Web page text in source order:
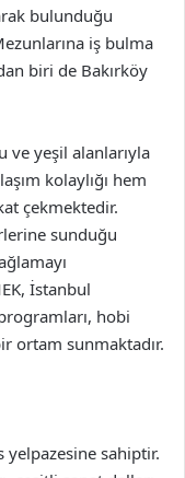
bulunduğu
iş bulma
biri de Bakırköy
ve yeşil alanlarıyla
kolaylığı hem
çekmektedir.
sunduğu
İstanbul
hobi
ortam sunmaktadır.
yelpazesine sahiptir.